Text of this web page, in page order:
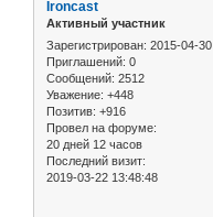
Ironcast
Активный участник
Зарегистрирован: 2015-04-30
Приглашений: 0
Сообщений: 2512
Уважение: +448
Позитив: +916
Провел на форуме:
20 дней 12 часов
Последний визит:
2019-03-22 13:48:48